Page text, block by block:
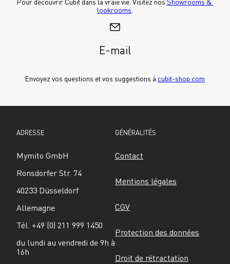
lookrooms
E-mail
Envoyez vos questions et vos suggestions à cubit-shop.com
ADRESSE
Mymito GmbH
Ronsdorfer Str. 74
40233 Düsseldorf
Allemagne
Tél. +49 (0) 211 999 1450
du lundi au vendredi de 9h à
16h
GÉNÉRALITÉS
Contact
Mentions légales
CGV
Protection des données
Droit de rétractation